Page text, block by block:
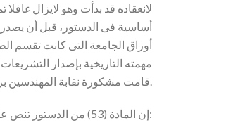
لانعقاده قد بدأت وهو لايزال
أساسية فى الدستور، قبل أن
أوراق الجامعة التى كانت تقسم
مهمته التاريخية بإصدار
قامت مشكورة نقابة المهندسين برئاسة المهندس طارق النبراوى بإصدار قرار مماثل فكانت أول نقابة فى مصر تطبق هذا المبدأ الدستوري.
إن المادة (53) من الدستور تنص على أن: